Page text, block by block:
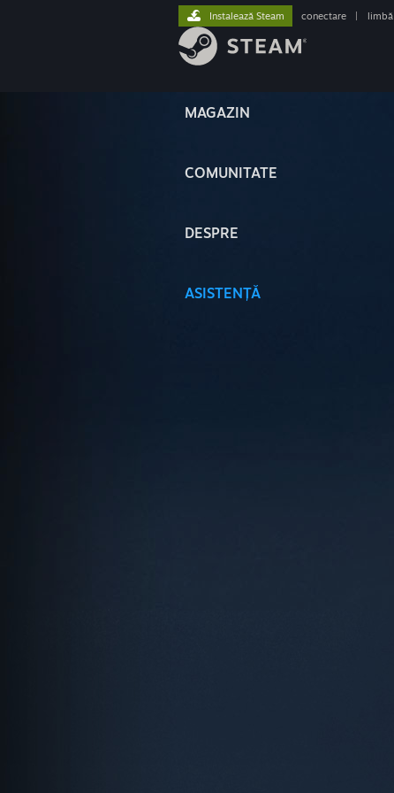
MAGAZIN
COMUNITATE
DESPRE
ASISTENȚĂ
Instalează Steam conectare limbă